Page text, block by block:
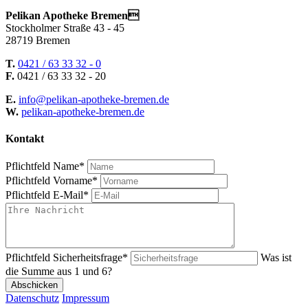
Pelikan Apotheke Bremen
Stockholmer Straße 43 - 45
28719 Bremen
T. 0421 / 63 33 32 - 0
F. 0421 / 63 33 32 - 20
E. info@pelikan-apotheke-bremen.de
W. pelikan-apotheke-bremen.de
Kontakt
Pflichtfeld Name*
Pflichtfeld Vorname*
Pflichtfeld E-Mail*
Pflichtfeld Sicherheitsfrage*
Was ist
die Summe aus 1 und 6?
Abschicken
Datenschutz Impressum